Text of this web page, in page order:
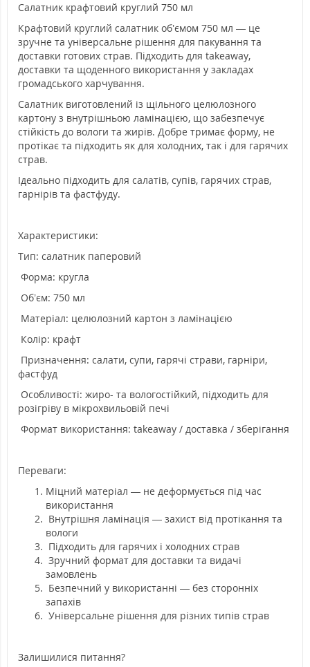
Салатник крафтовий круглий 750 мл
Крафтовий круглий салатник об’ємом 750 мл — це
зручне та універсальне рішення для пакування та
доставки готових страв. Підходить для takeaway,
доставки та щоденного використання у закладах
громадського харчування.
Салатник виготовлений із щільного целюлозного
картону з внутрішньою ламінацією, що забезпечує
стійкість до вологи та жирів. Добре тримає форму, не
протікає та підходить як для холодних, так і для гарячих
страв.
Ідеально підходить для салатів, супів, гарячих страв,
гарнірів та фастфуду.
Характеристики:
Тип: салатник паперовий
Форма: кругла
Об’єм: 750 мл
Матеріал: целюлозний картон з ламінацією
Колір: крафт
Призначення: салати, супи, гарячі страви, гарніри,
фастфуд
Особливості: жиро- та вологостійкий, підходить для
розігріву в мікрохвильовій печі
Формат використання: takeaway / доставка / зберігання
Переваги:
Міцний матеріал — не деформується під час
використання
Внутрішня ламінація — захист від протікання та
вологи
Підходить для гарячих і холодних страв
Зручний формат для доставки та видачі
замовлень
Безпечний у використанні — без сторонніх
запахів
Універсальне рішення для різних типів страв
Залишилися питання?